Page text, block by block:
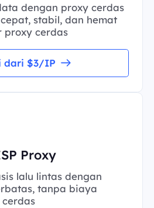
dengan proxy cerdas
stabil, dan hemat
proxy cerdas
dari $3/IP
Proxy
lalu lintas dengan
tanpa biaya